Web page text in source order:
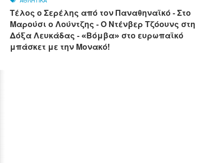
Τέλος ο Σερέλης από τον Παναθηναϊκό - Στο
Μαρούσι ο Λούντζης - Ο Ντένβερ Τζόουνς στη
Δόξα Λευκάδας - «Βόμβα» στο ευρωπαϊκό
μπάσκετ με την Μονακό!